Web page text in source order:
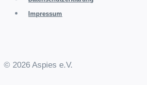
Impressum
© 2026 Aspies e.V.